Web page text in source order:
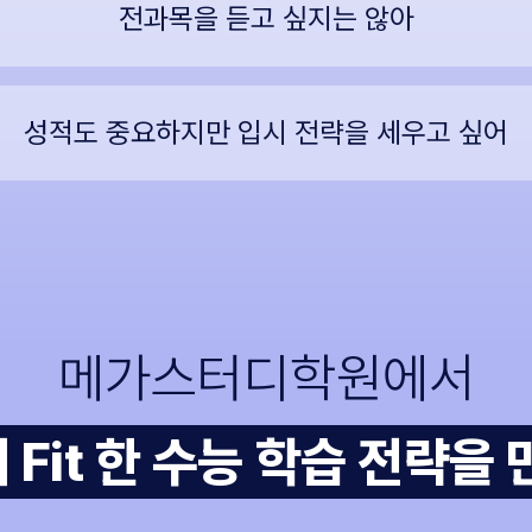
전과목을 듣고 싶지는 않아
성적도 중요하지만 입시 전략을 세우고 싶어
메가스터디학원에서
Fit 한 수능 학습 전략을